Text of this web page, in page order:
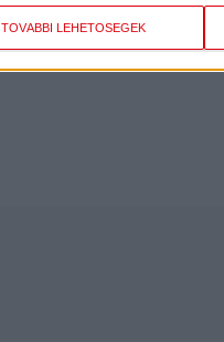
TOVÁBBI LEHETŐSÉGEK